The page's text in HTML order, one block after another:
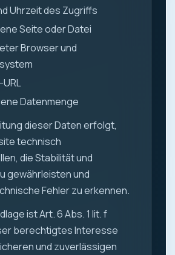
Uhrzeit des Zugriffs
Seite oder Datei
Browser und
Datenmenge
dieser Daten erfolgt,
technisch
die Stabilität und
gewährleisten und
Fehler zu erkennen.
ist Art. 6 Abs. 1 lit. f
berechtigtes Interesse
und zuverlässigen